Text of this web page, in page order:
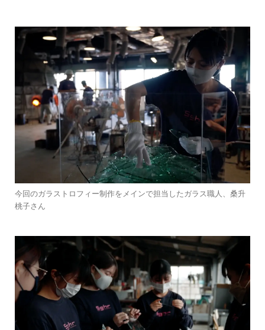
今回のガラストロフィー制作をメインで担当したガラス職人、桑升
桃子さん